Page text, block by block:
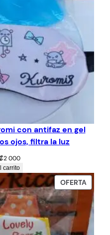
con antifaz en gel
ojos, filtra la luz
original
2 000El
actual
es:
₡2
000.
carrito
OFERTA
EN